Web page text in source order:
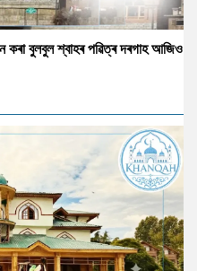
কৰা বুলবুল শ্বাহৰ পৱিত্ৰ দৰগাহ আজিও